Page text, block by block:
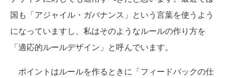
国も「アジャイル・ガバナンス」という言葉を使うよう
になっていますし、私はそのようなルールの作り方を
「適応的ルールデザイン」と呼んでいます。
ポイントはルールを作るときに「フィードバックの仕